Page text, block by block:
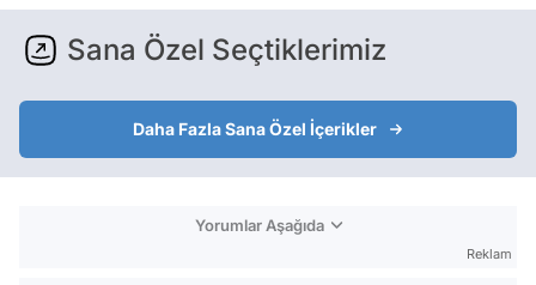
Sana Özel Seçtiklerimiz
Daha Fazla Sana Özel İçerikler
Yorumlar Aşağıda
Reklam